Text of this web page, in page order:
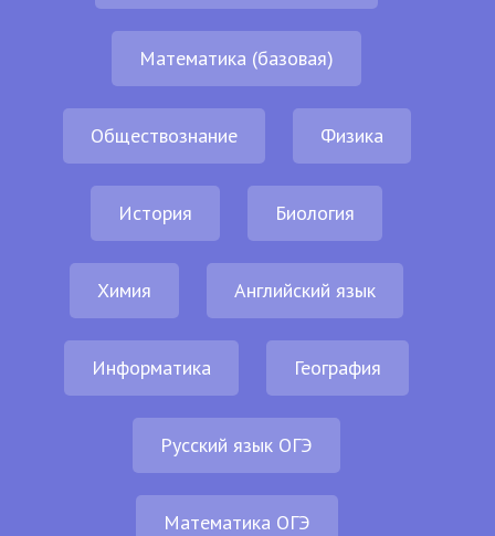
Математика (базовая)
Обществознание Физика
История Биология
Химия Английский язык
Информатика География
Русский язык ОГЭ
Математика ОГЭ